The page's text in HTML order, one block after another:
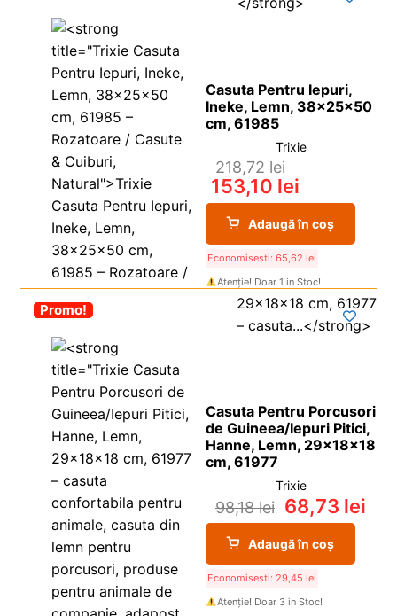
Casuta Pentru Iepuri,
Ineke, Lemn, 38x25x50
cm, 61985
Trixie
218,72lei
153,10 lei
Adaugă în coș
Economisești: 65,62 lei
Atenție! Doar 1 in Stoc!
-30%
Promo!
Casuta Pentru Porcusori
de Guineea/Iepuri Pitici,
Hanne, Lemn, 29x18x18
cm, 61977
Trixie
98,18lei 68,73 lei
Adaugă în coș
Economisești: 29,45 lei
Atenție! Doar 3 in Stoc!